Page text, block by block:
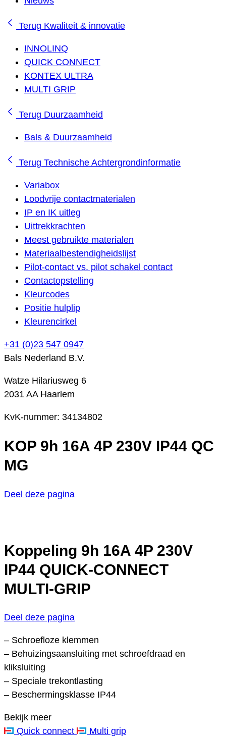
Terug Kwaliteit & innovatie
INNOLINQ
QUICK CONNECT
KONTEX ULTRA
MULTI GRIP
Terug Duurzaamheid
Bals & Duurzaamheid
Terug Technische Achtergrondinformatie
Variabox
Loodvrije contactmaterialen
IP en IK uitleg
Uittrekkrachten
Meest gebruikte materialen
Materiaalbestendigheidslijst
Pilot-contact vs. pilot schakel contact
Contactopstelling
Kleurcodes
Positie hulplip
Kleurencirkel
+31 (0)23 547 0947
Bals Nederland B.V.
Watze Hilariusweg 6
2031 AA Haarlem
KvK-nummer: 34134802
KOP 9h 16A 4P 230V IP44 QC
MG
Deel deze pagina
Koppeling 9h 16A 4P 230V
IP44 QUICK-CONNECT
MULTI-GRIP
Deel deze pagina
– Schroefloze klemmen
– Behuizingsaansluiting met schroefdraad en
kliksluiting
– Speciale trekontlasting
– Beschermingsklasse IP44
Bekijk meer
Quick connect
Multi grip